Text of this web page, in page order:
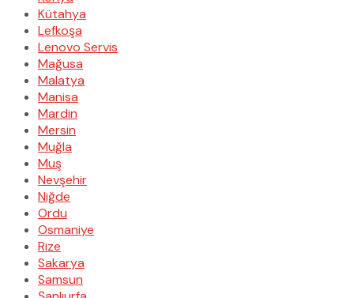
Kütahya
Lefkoşa
Lenovo Servis
Mağusa
Malatya
Manisa
Mardin
Mersin
Muğla
Muş
Nevşehir
Niğde
Ordu
Osmaniye
Rize
Sakarya
Samsun